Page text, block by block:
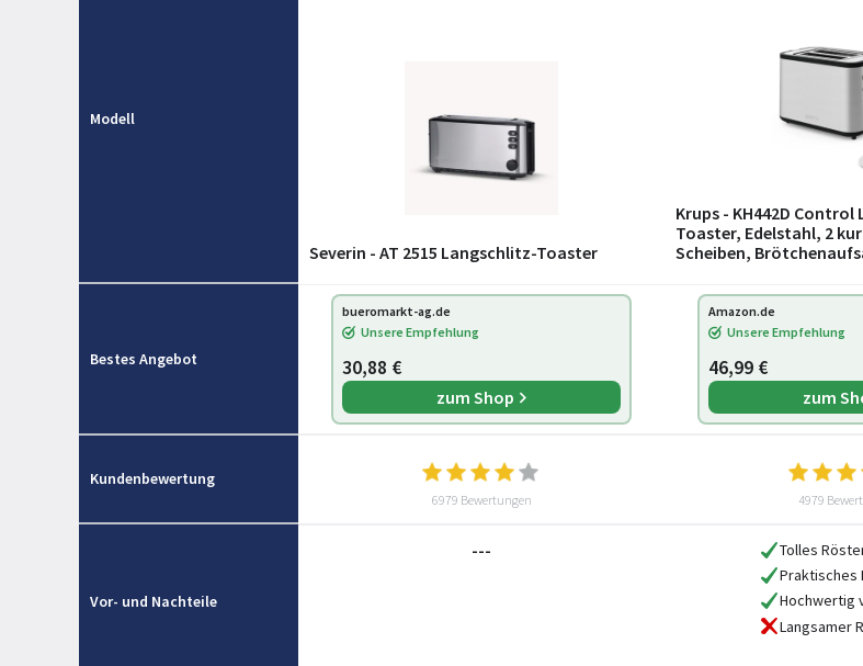
Modell
Severin - AT 2515 Langschlitz-Toaster
Krups - KH442D Control
Toaster, Edelstahl, 2
Scheiben,
cm, Silb
Bestes Angebot
bueromarkt-ag.de
Unsere Empfehlung
30,88 €
zum Shop
Amazon.de
Unsere Empfehlung
46,99 €
zum
Kundenbewertung
6979 Bewertungen 4979
Vor- und Nachteile
---
Tolles
Praktisches
Hochwertig
Langsamer